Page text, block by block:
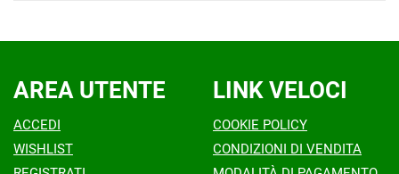
AREA UTENTE
ACCEDI
WISHLIST
LINK VELOCI
COOKIE POLICY
CONDIZIONI DI VENDITA